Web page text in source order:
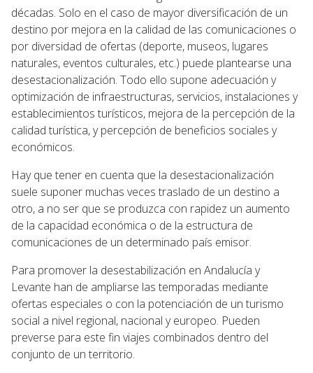
décadas. Solo en el caso de mayor diversificación de un
destino por mejora en la calidad de las comunicaciones o
por diversidad de ofertas (deporte, museos, lugares
naturales, eventos culturales, etc.) puede plantearse una
desestacionalización. Todo ello supone adecuación y
optimización de infraestructuras, servicios, instalaciones y
establecimientos turísticos, mejora de la percepción de la
calidad turística, y percepción de beneficios sociales y
económicos.
Hay que tener en cuenta que la desestacionalización
suele suponer muchas veces traslado de un destino a
otro, a no ser que se produzca con rapidez un aumento
de la capacidad económica o de la estructura de
comunicaciones de un determinado país emisor.
Para promover la desestabilización en Andalucía y
Levante han de ampliarse las temporadas mediante
ofertas especiales o con la potenciación de un turismo
social a nivel regional, nacional y europeo. Pueden
preverse para este fin viajes combinados dentro del
conjunto de un territorio.